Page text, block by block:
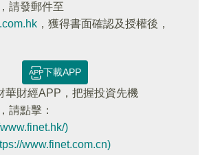
請發郵件至
，獲得書面確認及授權後，
下載APP
華財經APP，把握投資先機
請點擊：
)
www.finet.com.cn)